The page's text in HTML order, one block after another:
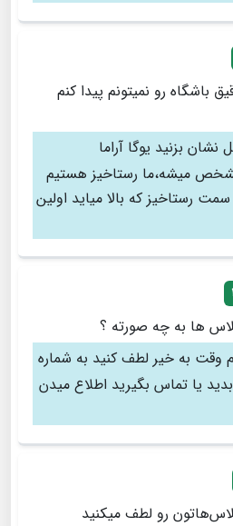
باشگاه رو نمیتونم پیدا کنم
نشان بزنید یوگا آراما
میشه،ما رستاخیز هستیم
رستاخیز که بالا میاید اولین
ها به چه صورته ؟
وقت به خیر لطف کنید به شماره
یا تماس بگیرید اطلاع میدن
رو لطف میکنید